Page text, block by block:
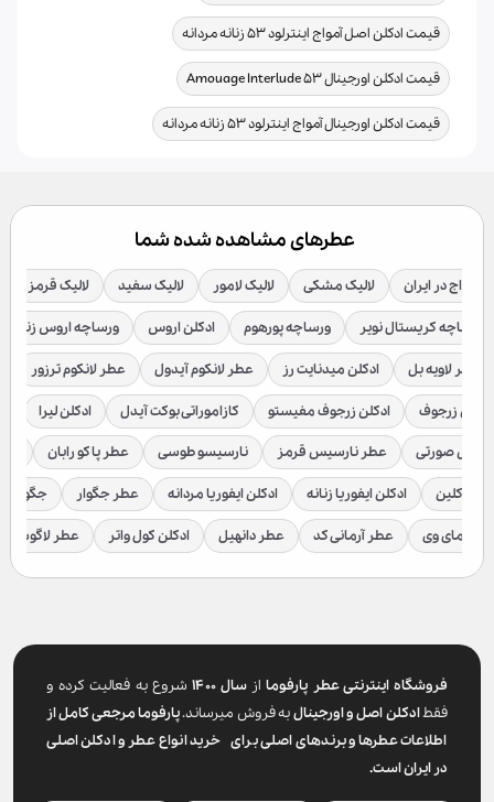
قیمت ادکلن اصل آمواج اینترلود 53 زنانه مردانه ,
قیمت ادکلن اورجینال Amouage Interlude 53 ,
قیمت ادکلن اورجینال آمواج اینترلود 53 زنانه مردانه
عطرهای مشاهده شده شما
آمواج در ایران لالیک مشکی لالیک لامور لالیک سفید لالیک قرمز
ورساچه کریستال نویر ورساچه پورهوم ادکلن اروس ورساچه اروس زنانه
عطر لاویه بل ادکلن میدنایت رز عطر لانکوم آیدول عطر لانکوم ترزور
ادکلن زرجوف ادکلن زرجوف مفیستو کازاموراتی بوکت آیدل ادکلن لیرا
صورتی عطر نارسیس قرمز نارسیسو طوسی عطر پاکو رابان
کلین ادکلن ایفوریا زنانه ادکلن ایفوریا مردانه عطر جگوار جگوار
عطر مای وی عطر آرمانی کد عطر دانهیل ادکلن کول واتر عطر لاگوست
فروشگاه اینترنتی عطر پارفوما از سال ۱۴۰۰
شروع به فعالیت کرده و
فقطادکلن اصل و اورجینالبه فروش میرساند.پارفومامرجعی کامل از
اطلاعات عطرها و برندهای اصلی برای خرید انواع عطر و ادکلن اصلی
در ایران است.